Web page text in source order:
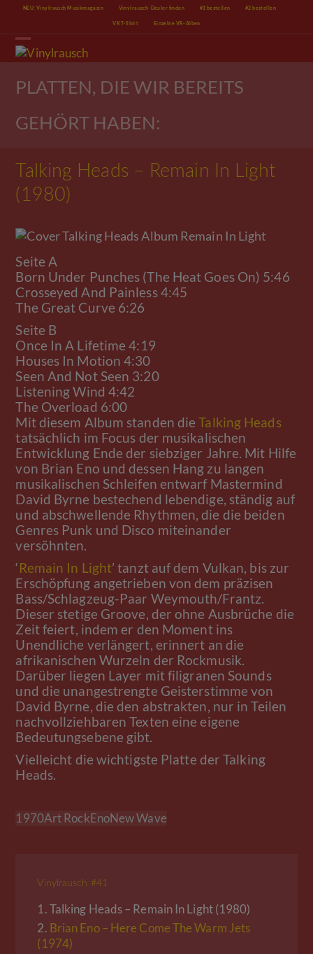
content
NEU: Vinylrausch Musikmagazin Vinylrausch-Dealer finden #1 bestellen #2 bestellen
VR T-Shirt Einzelne VR-Alben
Open
mobile
menu
Close
mobile
menu
PLATTEN, DIE WIR BEREITS
GEHÖRT HABEN:
Talking Heads – Remain In Light
(1980)
Seite A
Born Under Punches (The Heat Goes On) 5:46
Crosseyed And Painless 4:45
The Great Curve 6:26
Seite B
Once In A Lifetime 4:19
Houses In Motion 4:30
Seen And Not Seen 3:20
Listening Wind 4:42
The Overload 6:00
Mit diesem Album standen dieTalking Heads
tatsächlich im Focus der musikalischen
Entwicklung Ende der siebziger Jahre. Mit Hilfe
von Brian Eno und dessen Hang zu langen
musikalischen Schleifen entwarf Mastermind
David Byrne bestechend lebendige, ständig auf
und abschwellende Rhythmen, die die beiden
Genres Punk und Disco miteinander
versöhnten.
‘Remain In Light’ tanzt auf dem Vulkan, bis zur
Erschöpfung angetrieben von dem präzisen
Bass/Schlagzeug-Paar Weymouth/Frantz.
Dieser stetige Groove, der ohne Ausbrüche die
Zeit feiert, indem er den Moment ins
Unendliche verlängert, erinnert an die
afrikanischen Wurzeln der Rockmusik.
Darüber liegen Layer mit filigranen Sounds
und die unangestrengte Geisterstimme von
David Byrne, die den abstrakten, nur in Teilen
nachvollziehbaren Texten eine eigene
Bedeutungsebene gibt.
Vielleicht die wichtigste Platte der Talking
Heads.
1970Art RockEnoNew Wave
Vinylrausch #41
1.Talking Heads – Remain In Light (1980)
2. Brian Eno – Here Come The Warm Jets
(1974)